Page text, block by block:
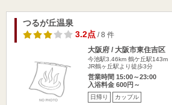
つるが丘温泉
3.2点/ 8 件
大阪府 / 大阪市東住吉区
今池駅3.46km 鶴ケ丘駅143m
JR鶴ヶ丘駅より徒歩3分
営業時間 15:00～23:00
入浴料金 600円～
日帰り カップル